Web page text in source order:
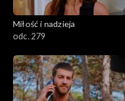
Miłość i nadzieja
odc. 279